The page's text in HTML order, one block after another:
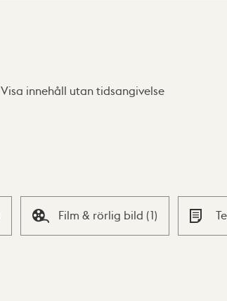
Visa innehåll utan tidsangivelse
Film & rörlig bild (1)